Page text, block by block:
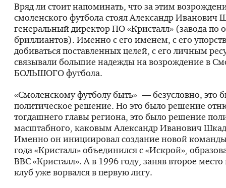
Вряд ли стоит напоминать, что за этим
смоленского футбола стоял Александр Иванович
генеральный директор ПО «Кристалл» (завода по
бриллиантов). Именно с его именем, с его
добиваться поставленных целей, с его личным
связывали большие надежды на возрождение в
БОЛЬШОГО футбола.
«Смоленскому футболу быть» — безусловно, это
политическое решение. Но это было решение
тогдашнего главы региона, это было решение
масштабного, каковым Александр Иванович
Именно он инициировал создание новой
года «Кристалл» объединился с «Искрой»,
ВВС «Кристалл». А в 1996 году, заняв второе место
клуб уже ворвался в первую лигу.